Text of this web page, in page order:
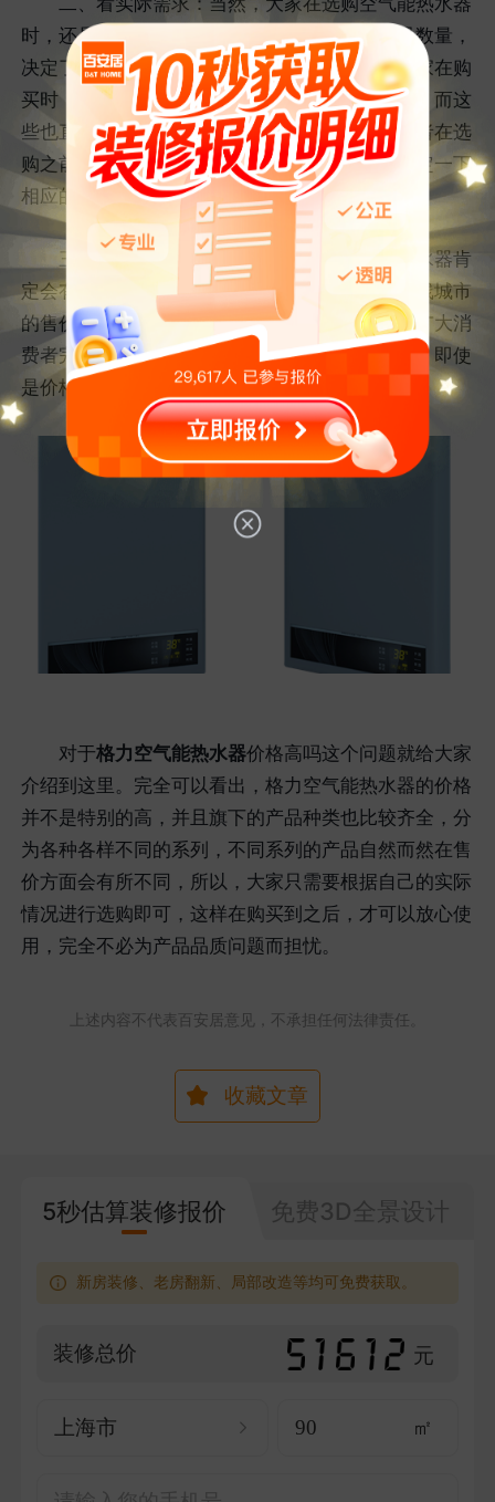
时，还是要看一下实际的需求，不同的家庭成员数量，
决定了所需要的型号以及规格的不同。所以，大家在购
买时，所需要的空气能热水器的大小也是不同的，而这
些也直接影响着价格的高低。所以，每一位消费者在选
购之前，首先要确定的就是实际需求，然后再制定一下
相应的选购计划。
三、看购买地：在不同的地方选购空气能热水器肯
定会有着高低不同的价格，同一款产品多数在一线城市
的售价比较高，在二、三线城市的售价比较低。广大消
费者完全可以根据自己的实际情况进行选购即可，即使
是价格略高一些，也完全控制在合理的范围之内。
对于格力空气能热水器价格高吗这个问题就给大家
介绍到这里。完全可以看出，格力空气能热水器的价格
并不是特别的高，并且旗下的产品种类也比较齐全，分
为各种各样不同的系列，不同系列的产品自然而然在售
价方面会有所不同，所以，大家只需要根据自己的实际
情况进行选购即可，这样在购买到之后，才可以放心使
用，完全不必为产品品质问题而担忧。
上述内容不代表百安居意见，不承担任何法律责任。
收藏文章
5秒估算装修报价 免费3D全景设计
新房装修、老房翻新、局部改造等均可免费获取。
装修总价 元
上海市 ㎡